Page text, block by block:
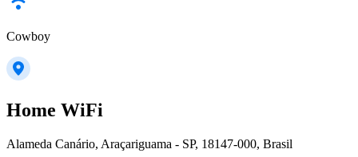
Cowboy
Home WiFi
Alameda Canário, Araçariguama - SP, 18147-000, Brasil